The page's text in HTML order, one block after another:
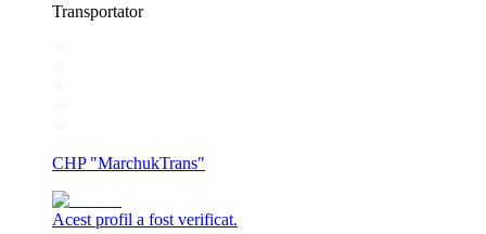
Transportator
CHP "MarchukTrans"
Acest profil a fost verificat.